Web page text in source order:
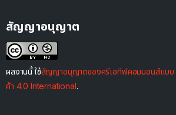
สัญญาอนุญาต
ผลงานนี้ ใช้สัญญาอนุญาตของครีเอทีฟคอมมอนส์แบบ
ค้า 4.0 International .